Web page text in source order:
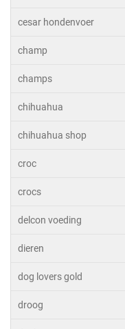
cesar hondenvoer
champ
champs
chihuahua
chihuahua shop
croc
crocs
delcon voeding
dieren
dog lovers gold
droog